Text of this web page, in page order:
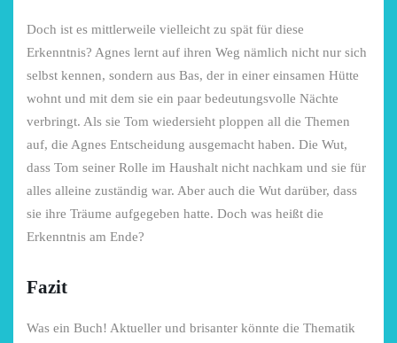
Doch ist es mittlerweile vielleicht zu spät für diese
Erkenntnis? Agnes lernt auf ihren Weg nämlich nicht nur sich
selbst kennen, sondern aus Bas, der in einer einsamen Hütte
wohnt und mit dem sie ein paar bedeutungsvolle Nächte
verbringt. Als sie Tom wiedersieht ploppen all die Themen
auf, die Agnes Entscheidung ausgemacht haben. Die Wut,
dass Tom seiner Rolle im Haushalt nicht nachkam und sie für
alles alleine zuständig war. Aber auch die Wut darüber, dass
sie ihre Träume aufgegeben hatte. Doch was heißt die
Erkenntnis am Ende?
Fazit
Was ein Buch! Aktueller und brisanter könnte die Thematik